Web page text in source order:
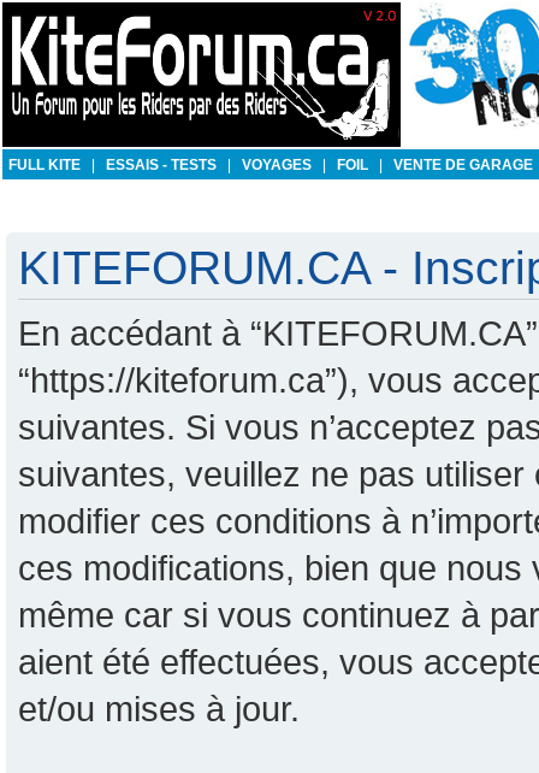
FULL KITE ESSAIS - TESTS VOYAGES FOIL VENTE DE GARAGE
KITEFORUM.CA -
En accédant à
“https://kiteforum.ca”), vous
suivantes. Si vous n’acceptez
suivantes, veuillez ne pas
modifier ces conditions à
ces modifications, bien que
même car si vous continuez à
aient été effectuées, vous
et/ou mises à jour.